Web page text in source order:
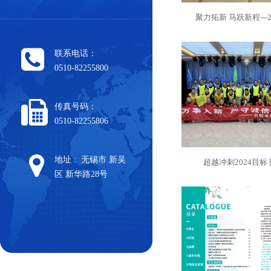
联系电话：
0510-82255800
传真号码：
0510-82255806
地址 : 无锡市 新吴
区 新华路28号
聚力拓新 马跃新程
超越冲刺2024目标